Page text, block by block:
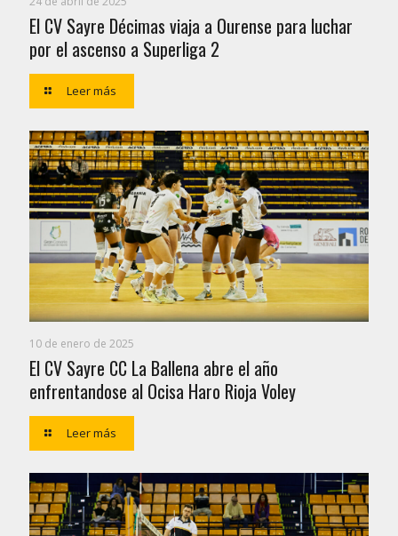
El CV Sayre Décimas viaja a Ourense para luchar
por el ascenso a Superliga 2
Leer más
10 de enero de 2025
El CV Sayre CC La Ballena abre el año
enfrentandose al Ocisa Haro Rioja Voley
Leer más